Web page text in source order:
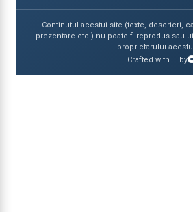
Continutul acestui site (texte, descrieri,
prezentare etc.) nu poate fi reprodus sau
proprietarului
Crafted with
by